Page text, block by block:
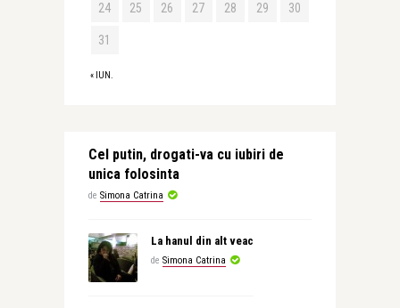
« IUN.
24 25 26 27 28 29 30
31
Cel putin, drogati-va cu iubiri de
unica folosinta
de Simona Catrina
La hanul din alt veac
de Simona Catrina